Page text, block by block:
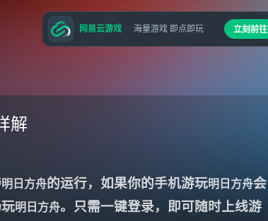
解
明日方舟的运行，如果你的手机游玩明日方舟会
明日方舟。只需一键登录，即可随时上线游
网易云游戏 海量游戏 即点即玩 立刻前往